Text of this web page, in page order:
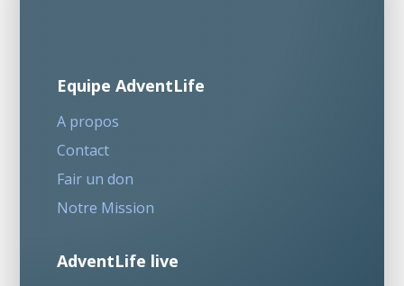
Equipe AdventLife
A propos
Contact
Fair un don
Notre Mission
AdventLife live